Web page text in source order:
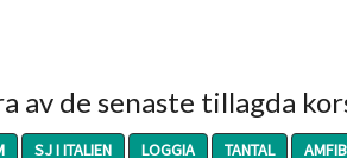
av de senaste tillagda
SJ I ITALIEN LOGGIA TANTAL